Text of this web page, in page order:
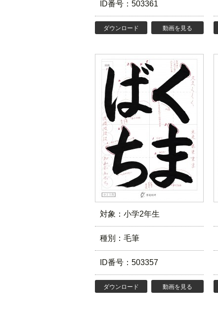
ID番号：503361
ダウンロード 動画を見る
対象：小学2年生
種別：毛筆
ID番号：503357
ダウンロード 動画を見る